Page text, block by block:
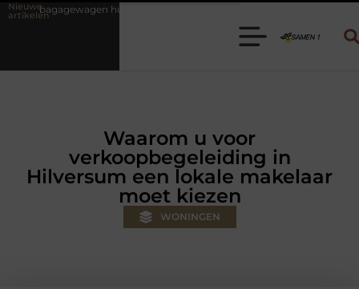
Nieuwe
artikelenKies de juiste aanhanger voor jouw klus
Waarom u voor
verkoopbegeleiding in
Hilversum een lokale makelaar
moet kiezen
WONINGEN